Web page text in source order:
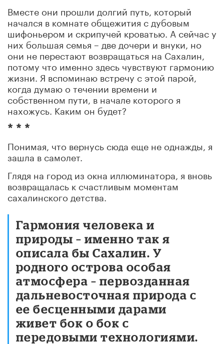
Вместе они прошли долгий путь, который
начался в комнате общежития с дубовым
шифоньером и скрипучей кроватью. А сейчас у
них большая семья – две дочери и внуки, но
они не перестают возвращаться на Сахалин,
потому что именно здесь чувствуют гармонию
жизни. Я вспоминаю встречу с этой парой,
когда думаю о течении времени и
собственном пути, в начале которого я
нахожусь. Каким он будет?
* * *
Понимая, что вернусь сюда еще не однажды, я
зашла в самолет.
Глядя на город из окна иллюминатора, я вновь
возвращалась к счастливым моментам
сахалинского детства.
Гармония человека и
природы – именно так я
описала бы Сахалин. У
родного острова особая
атмосфера – первозданная
дальневосточная природа с
ее бесценными дарами
живет бок о бок с
передовыми технологиями.